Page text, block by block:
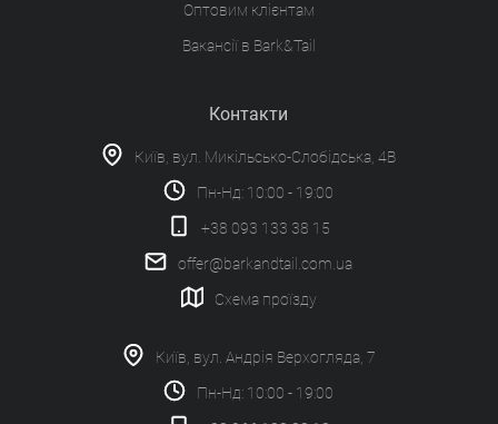
Оптовим клієнтам
Вакансії в Bark&Tail
Контакти
Київ, вул. Микільсько-Слобідська, 4В
Пн-Нд: 10:00 - 19:00
+38 093 133 38 15
offer@barkandtail.com.ua
Схема проїзду
Київ, вул. Андрія Верхогляда, 7
Пн-Нд: 10:00 - 19:00